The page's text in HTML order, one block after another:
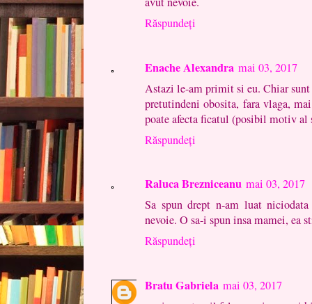
Răspundeți
Enache Alexandra mai 03, 2017
Astazi le-am primit si eu. Chiar
pretutindeni obosita, fara vlaga,
poate afecta ficatul (posibil motiv
Răspundeți
Raluca Brezniceanu mai 03, 2017
Sa spun drept n-am luat
nevoie. O sa-i spun insa mamei, ea
Răspundeți
Bratu Gabriela mai 03, 2017